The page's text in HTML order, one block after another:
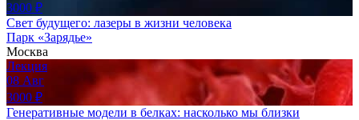
3000 ₽
Свет будущего: лазеры в жизни человека
Парк «Зарядье»
Москва
Лекция
08 Авг
3000 ₽
Генеративные модели в белках: насколько мы близки